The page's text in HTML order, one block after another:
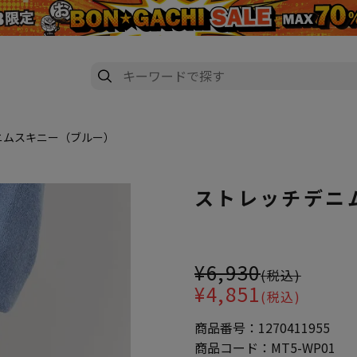
スキニー（ブルー）
ストレッチデニ
¥6,930(税込)
¥4,851(税込)
商品番号： 1270411955
商品コード： MT5-WP01